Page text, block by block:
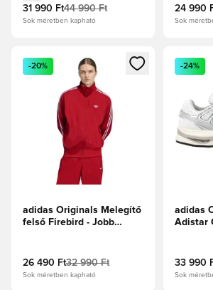
31 990 Ft44 990 Ft
Sok méretben kapható
24 990
Sok
Megnyit egy modált a
-20%
adidas Originals Melegítő
felső Firebird - Jobb
26 490 Ft32 990 Ft
Sok méretben kapható
-24%
adidas
Adistar
33 990
Sok